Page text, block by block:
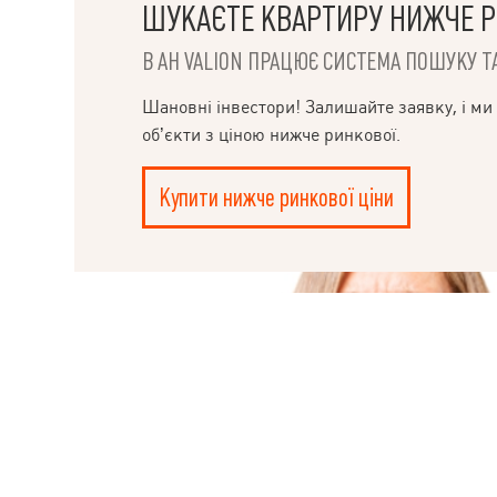
ШУКАЄТЕ КВАРТИРУ НИЖЧЕ
В АН VALION ПРАЦЮЄ СИСТЕМА ПОШУКУ
Шановні інвестори! Залишайте заявку, і
об’єкти з ціною нижче ринкової.
Купити нижче ринкової ціни
НАПИСАТИ
КЕРІВНИКОВІ